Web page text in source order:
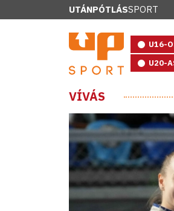
UTÁNPÓTLÁSSPORT
U16-
U20-
VÍVÁS